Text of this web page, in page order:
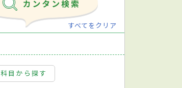
すべてをクリア
目から探す